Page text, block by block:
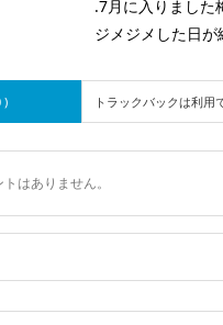
.7月に入りました
ジメジメした日が
) トラックバックは利用
はありません。